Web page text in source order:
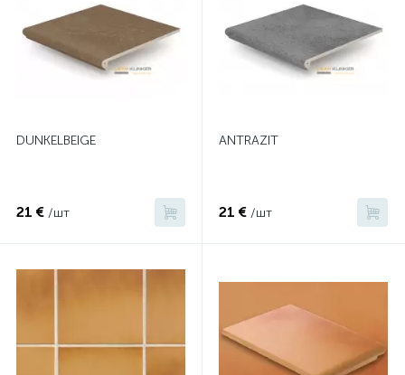
DUNKELBEIGE
21 € /шт
ANTRAZIT
21 € /шт